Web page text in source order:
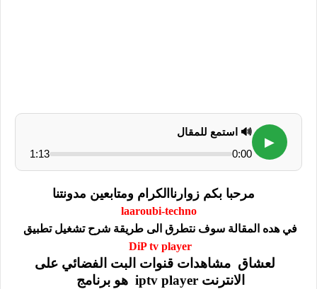
▶
🔊 استمع للمقال
0:00
1:13
مرحبا بكم زوارناالكرام ومتابعين مدونتنا
laaroubi-techno
في هده المقالة سوف نتطرق الى طريقة شرح تشغيل تطبيق
DiP tv player
لعشاق مشاهدات قنوات البت الفضائي على
الانترنت iptv player هو برنامج